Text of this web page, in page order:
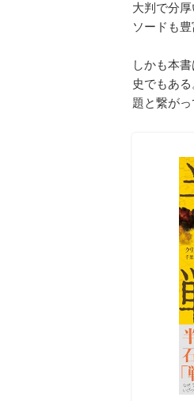
大判で分
ソードも
しかも本
史でもあ
題と繋が